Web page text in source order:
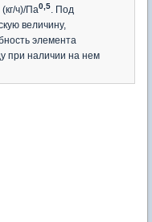
ч)/Па0,5 . Под
величину,
элемента
при наличии на нем